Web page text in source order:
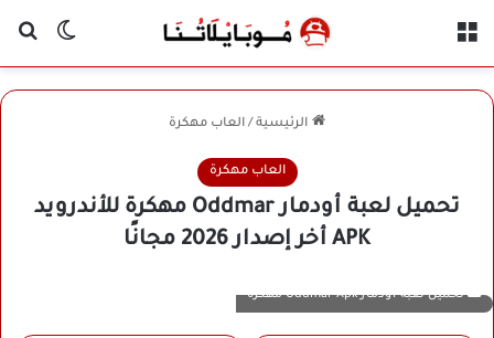
الوضع
الرئيسية / العاب مهكرة
العاب مهكرة
تحميل لعبة أودمار Oddmar مهكرة للأندرويد
APK أخر إصدار 2026 مجانًا
تحميل لعبة أودمار Oddmar Apk مهكرة